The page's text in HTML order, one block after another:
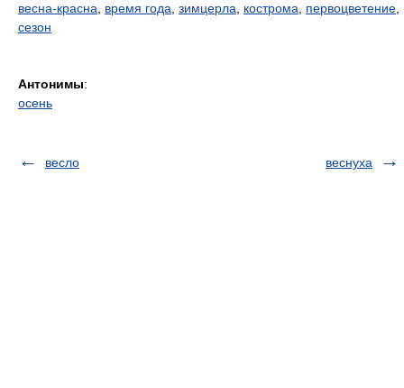
весна-красна
время года зимцерла кострома первоцветение
сезон
Антонимы:
осень
весло веснуха